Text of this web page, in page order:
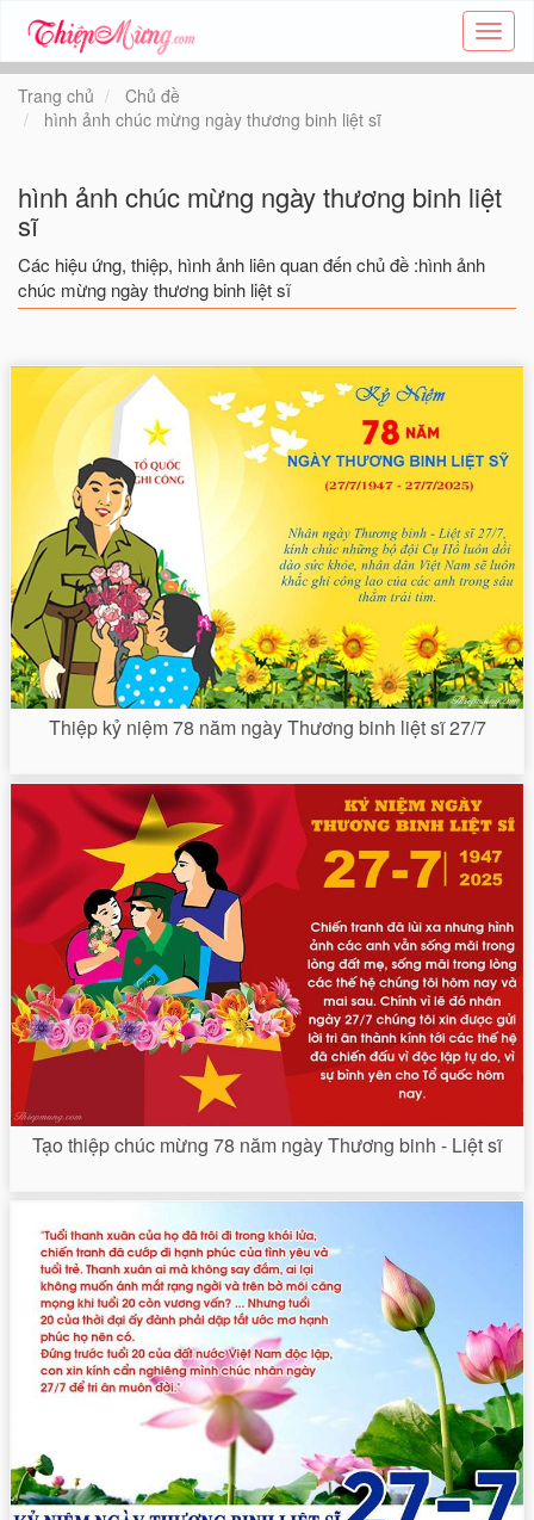
Tạo
thiệp
online
đề
Trang chủ
Chủ đề
hình ảnh chúc mừng ngày thương binh liệt sĩ
hình ảnh chúc mừng ngày thương binh liệt
sĩ
Các hiệu ứng, thiệp, hình ảnh liên quan đến chủ đề :hình ảnh
chúc mừng ngày thương binh liệt sĩ
Thiệp kỷ niệm 78 năm ngày Thương binh liệt sĩ 27/7
Tạo thiệp chúc mừng 78 năm ngày Thương binh - Liệt sĩ